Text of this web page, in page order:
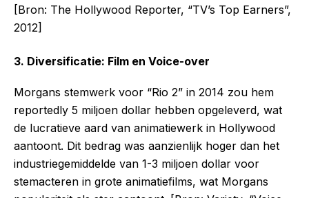
[Bron: The Hollywood Reporter, “TV’s Top Earners”,
2012]
3. Diversificatie: Film en Voice-over
Morgans stemwerk voor “Rio 2” in 2014 zou hem
reportedly 5 miljoen dollar hebben opgeleverd, wat
de lucratieve aard van animatiewerk in Hollywood
aantoont. Dit bedrag was aanzienlijk hoger dan het
industriegemiddelde van 1-3 miljoen dollar voor
stemacteren in grote animatiefilms, wat Morgans